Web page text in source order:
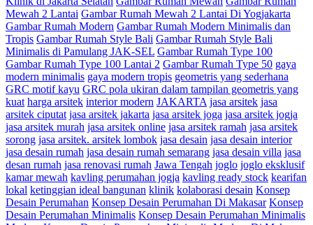
Mewah 2 Lantai Gambar Rumah Mewah 2 Lantai Di Yogjakarta
Gambar Rumah Modern Gambar Rumah Modern Minimalis dan
Tropis Gambar Rumah Style Bali Gambar Rumah Style Bali
Minimalis di Pamulang JAK-SEL Gambar Rumah Type 100
Gambar Rumah Type 100 Lantai 2 Gambar Rumah Type 50 gaya
modern minimalis gaya modern tropis geometris yang sederhana
GRC motif kayu GRC pola ukiran dalam tampilan geometris yang
kuat harga arsitek interior modern JAKARTA jasa arsitek jasa
arsitek ciputat jasa arsitek jakarta jasa arsitek joga jasa arsitek jogja
jasa arsitek murah jasa arsitek online jasa arsitek ramah jasa arsitek
sorong jasa arsitek. arsitek lombok jasa desain jasa desain interior
jasa desain rumah jasa desain rumah semarang jasa desain villa jasa
desan rumah jasa renovasi rumah Jawa Tengah joglo joglo eksklusif
kamar mewah kavling perumahan jogja kavling ready stock kearifan
lokal ketinggian ideal bangunan klinik kolaborasi desain Konsep
Desain Perumahan Konsep Desain Perumahan Di Makasar Konsep
Desain Perumahan Minimalis Konsep Desain Perumahan Minimalis